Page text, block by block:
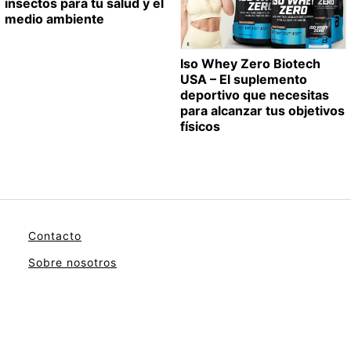
medio ambiente
Iso Whey Zero Biotech
USA – El suplemento
deportivo que necesitas
para alcanzar tus objetivos
físicos
Contacto
Sobre nosotros